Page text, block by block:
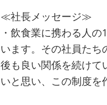
≪社長メッセージ≫
・飲食業に携わる人
います。その社員た
後も良い関係を続けて
いと思い、この制度を